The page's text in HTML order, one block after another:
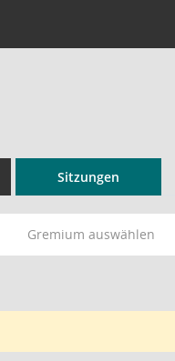
Sitzungen
Gremium auswählen